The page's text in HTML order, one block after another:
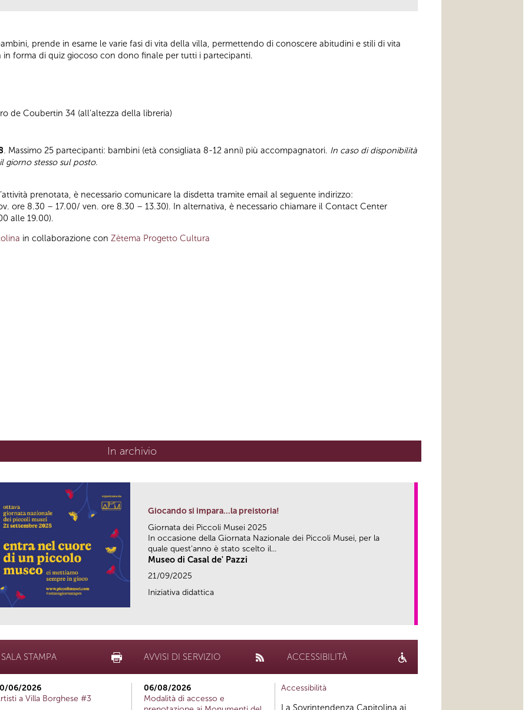
prende in esame le varie fasi di vita della villa, permettendo di conoscere abitudini e stili di vita
forma di quiz giocoso con dono finale per tutti i partecipanti.
de Coubertin 34 (all’altezza della libreria)
. Massimo 25 partecipanti: bambini (età consigliata 8-12 anni) più accompagnatori. In caso di disponibilità
giorno stesso sul posto.
prenotata, è necessario comunicare la disdetta tramite email al seguente indirizzo:
ore 8.30 – 17.00/ ven. ore 8.30 – 13.30). In alternativa, è necessario chiamare il Contact Center
alle 19.00).
in collaborazione con Zètema Progetto Cultura
In archivio
Giocando si impara…la preistoria!
Giornata dei Piccoli Musei 2025
In occasione della Giornata Nazionale dei Piccoli Musei, per la
quale quest’anno è stato scelto il...
Museo di Casal de' Pazzi
21/09/2025
Iniziativa didattica
SALA STAMPA
06/2026
a Villa Borghese #3
AVVISI DI SERVIZIO
06/08/2026
Modalità di accesso e
ACCESSIBILITÀ
Accessibilità